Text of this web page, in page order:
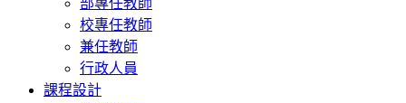
部專任教師
校專任教師
兼任教師
行政人員
課程設計